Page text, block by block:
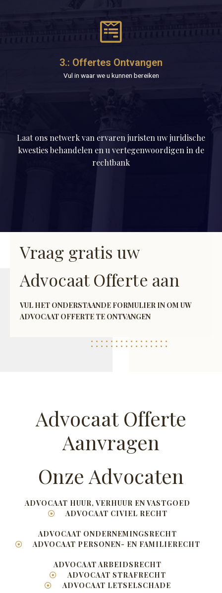
3.: Offertes Ontvangen
Vul in waar we u kunnen bereiken
Laat ons netwerk van ervaren juristen uw juridische
kwesties behandelen en u vertegenwoordigen in de
rechtbank
Vraag gratis uw
Advocaat Offerte aan
VUL HET ONDERSTAANDE FORMULIER IN OM UW
ADVOCAAT OFFERTE TE ONTVANGEN
Advocaat Offerte
Aanvragen
Onze Advocaten
ADVOCAAT HUUR, VERHUUR EN VASTGOED
ADVOCAAT CIVIEL RECHT
ADVOCAAT ONDERNEMINGSRECHT
ADVOCAAT PERSONEN- EN FAMILIERECHT
ADVOCAAT ARBEIDSRECHT
ADVOCAAT STRAFRECHT
ADVOCAAT LETSELSCHADE